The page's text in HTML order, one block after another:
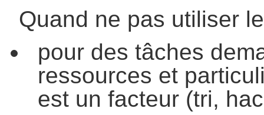
Quand ne pas utiliser
pour des tâches
ressources et
est un facteur (tri,